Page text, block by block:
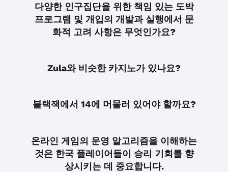
다양한 인구집단을 위한 책임 있는 도박
프로그램 및 개입의 개발과 실행에서 문
화적 고려 사항은 무엇인가요?
Zula와 비슷한 카지노가 있나요?
블랙잭에서 14에 머물러 있어야 할까요?
온라인 게임의 운영 알고리즘을 이해하는
것은 한국 플레이어들이 승리 기회를 향
상시키는 데 중요합니다.